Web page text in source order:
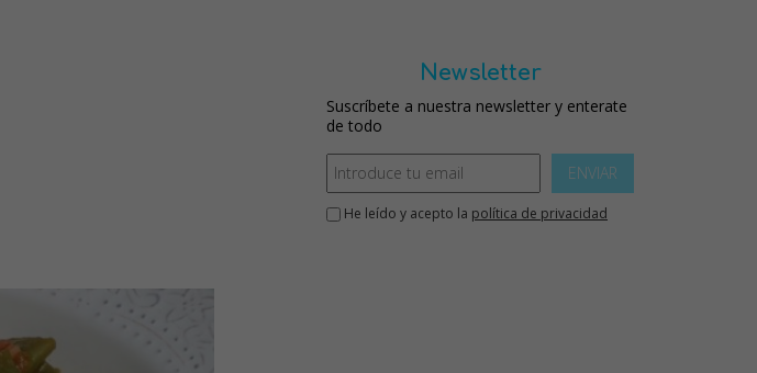
Newsletter
Suscríbete a nuestra newsletter y enterate
de todo
ENVIAR
He leído y acepto la política de privacidad